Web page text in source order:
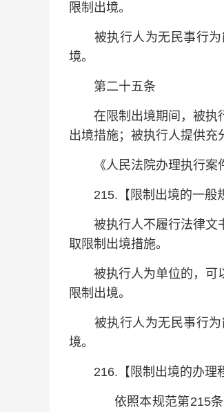
限制出境。
被执行人为无民事行为
境。
第二十五条
在限制出境期间，被执行
出境措施；被执行人提供充
《人民法院办理执行案
215.【限制出境的一般规
被执行人不履行法律文书
取限制出境措施。
被执行人为单位的，可以
限制出境。
被执行人为无民事行为
境。
216.【限制出境的办理程
依照本规范第215条规